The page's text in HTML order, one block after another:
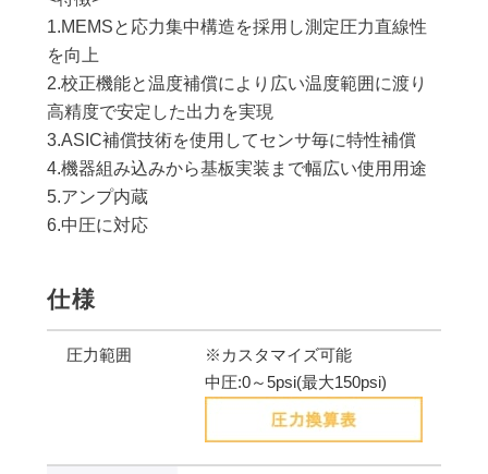
1.MEMSと応力集中構造を採用し測定圧力直線性
を向上
2.校正機能と温度補償により広い温度範囲に渡り
高精度で安定した出力を実現
3.ASIC補償技術を使用してセンサ毎に特性補償
4.機器組み込みから基板実装まで幅広い使用用途
5.アンプ内蔵
6.中圧に対応
仕様
圧力範囲
※カスタマイズ可能
中圧:0～5psi(最大150psi)